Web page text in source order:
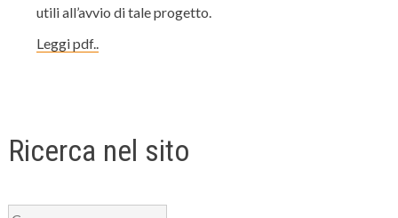
utili all’avvio di tale progetto.
Leggi pdf..
Ricerca nel sito